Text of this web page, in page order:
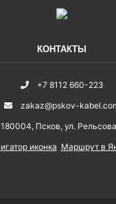
КОНТАКТЫ
+7 8112 660-223
zakaz@pskov-
180004, Псков, ул.
Маршрут в